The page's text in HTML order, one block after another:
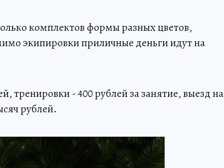
комплектов формы разных цветов,
экипировки приличные деньги идут на
тренировки - 400 рублей за занятие, выезд на
рублей.